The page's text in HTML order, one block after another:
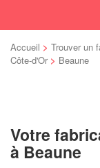
Accueil > Trouver un
Côte-d'Or > Beaune
Votre
à Beaune